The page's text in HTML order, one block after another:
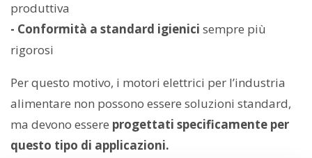
produttiva
- Conformità a standard igienici sempre più
rigorosi
Per questo motivo, i motori elettrici per l’industria
alimentare non possono essere soluzioni standard,
ma devono essere progettati specificamente per
questo tipo di applicazioni.